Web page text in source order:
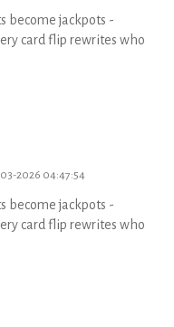
become jackpots -
card flip rewrites who
2026 04:47:54
become jackpots -
card flip rewrites who